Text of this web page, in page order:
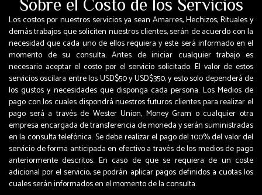
Sobre el Costo de los Servicios
Los costos por nuestros servicios ya sean Amarres, Hechizos, Rituales y
demás trabajos que soliciten nuestros clientes, serán de acuerdo con la
necesidad que cada uno de ellos requiera y este será informado en el
momento de su consulta. Antes de iniciar cualquier trabajo es
necesario aceptar el costo por el servicio solicitado. El valor de estos
servicios oscilara entre los USD$50 y USD$350, y esto solo dependerá de
los gustos y necesidades que disponga cada persona. Los Medios de
pago con los cuales dispondrá nuestros futuros clientes para realizar el
pago será a través de Wester Union, Money Gram o cualquier otra
empresa encargada de transferencia de moneda y serán suministradas
en la consulta telefónica. Se debe realizar el pago del 100% del valor del
servicio de forma anticipada en efectivo a través de los medios de pago
anteriormente descritos. En caso de que se requiera de un coste
adicional por el servicio, se podrán aplicar pagos definidos a cuotas los
cuales serán informados en el momento de la consulta.